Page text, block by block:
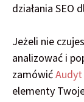
działania SEO
Jeżeli nie
analizować i
zamówićAudyt
elementy